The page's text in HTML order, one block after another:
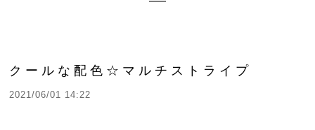
クールな配色☆マルチストライプ
2021/06/01 14:22